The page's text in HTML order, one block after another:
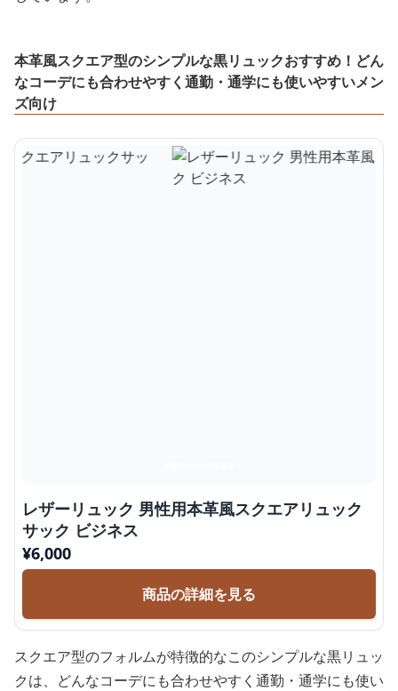
本革風スクエア型のシンプルな黒リュックおすすめ！どん
なコーデにも合わせやすく通勤・通学にも使いやすいメン
ズ向け
レザーリュック 男性用本革風スクエアリュック
サック ビジネス
¥6,000
商品の詳細を見る
スクエア型のフォルムが特徴的なこのシンプルな黒リュッ
クは、どんなコーデにも合わせやすく通勤・通学にも使い